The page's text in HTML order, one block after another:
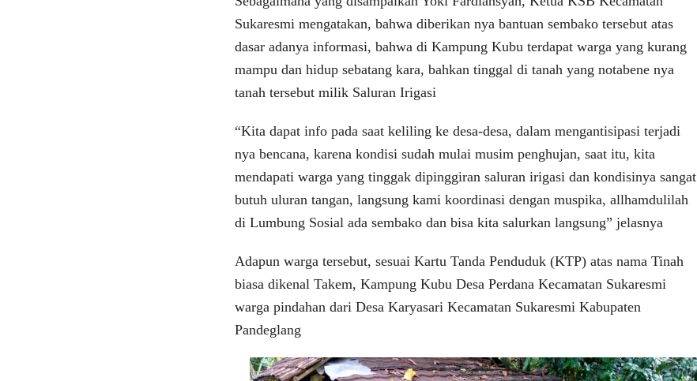
Sukaresmi mengatakan, bahwa diberikan nya bantuan sembako tersebut atas
dasar adanya informasi, bahwa di Kampung Kubu terdapat warga yang kurang
mampu dan hidup sebatang kara, bahkan tinggal di tanah yang notabene nya
tanah tersebut milik Saluran Irigasi
“Kita dapat info pada saat keliling ke desa-desa, dalam mengantisipasi terjadi
nya bencana, karena kondisi sudah mulai musim penghujan, saat itu, kita
mendapati warga yang tinggak dipinggiran saluran irigasi dan kondisinya sangat
butuh uluran tangan, langsung kami koordinasi dengan muspika, allhamdulilah
di Lumbung Sosial ada sembako dan bisa kita salurkan langsung” jelasnya
Adapun warga tersebut, sesuai Kartu Tanda Penduduk (KTP) atas nama Tinah
biasa dikenal Takem, Kampung Kubu Desa Perdana Kecamatan Sukaresmi
warga pindahan dari Desa Karyasari Kecamatan Sukaresmi Kabupaten
Pandeglang